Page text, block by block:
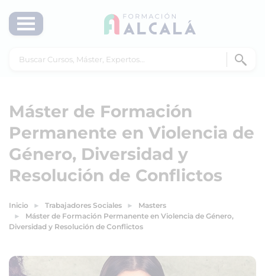
Máster de Formación
Permanente en Violencia de
Género, Diversidad y
Resolución de Conflictos
Inicio Trabajadores Sociales
Masters
Máster de Formación Permanente en Violencia de Género,
Diversidad y Resolución de Conflictos